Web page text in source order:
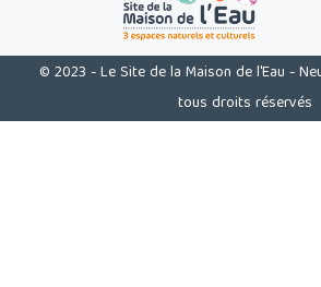
© 2023 - Le Site de la Maison de l'Eau -
tous droits réservés